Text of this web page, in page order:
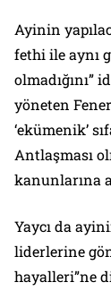
Ayinin
fethi ile aynı
olmadığını”
yöneten
‘ekümenik’
Antlaşması
kanunlarına
Yaycı da
liderlerine
hayalleri”ne